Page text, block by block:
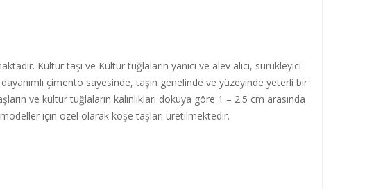
Kültür taşı ve Kültür tuğlaların yanıcı ve alev alıcı, sürükleyici
çimento sayesinde, taşın genelinde ve yüzeyinde yeterli bir
ve kültür tuğlaların kalınlıkları dokuya göre 1 – 2.5 cm arasında
için özel olarak köşe taşları üretilmektedir.